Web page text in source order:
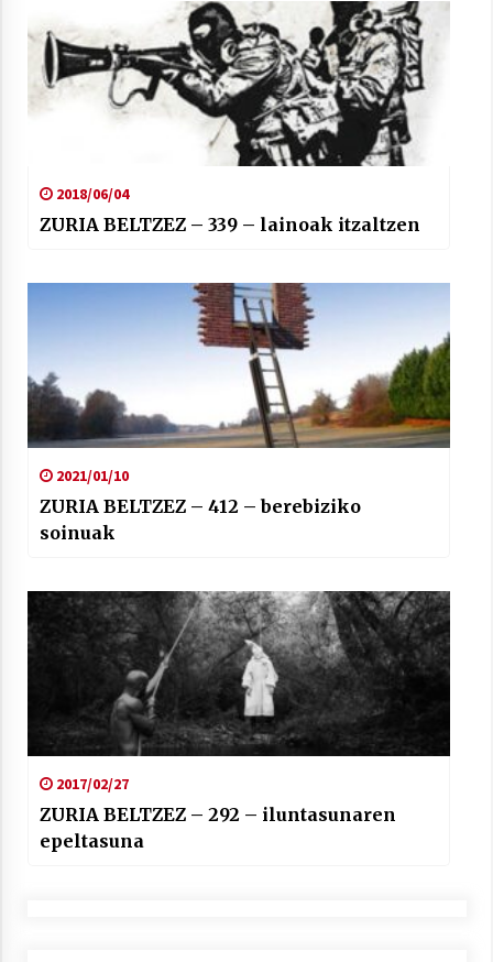
2018/06/04
ZURIA BELTZEZ – 339 – lainoak itzaltzen
2021/01/10
ZURIA BELTZEZ – 412 – berebiziko
soinuak
2017/02/27
ZURIA BELTZEZ – 292 – iluntasunaren
epeltasuna